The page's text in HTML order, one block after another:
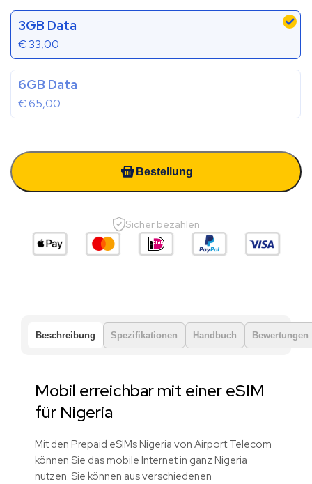
3GB Data
€33,00
6GB Data
€65,00
Bestellung
Sicher bezahlen
Beschreibung Spezifikationen Handbuch Bewertungen
Mobil erreichbar mit einer eSIM
für Nigeria
Mit den Prepaid eSIMs Nigeria von Airport Telecom
können Sie das mobile Internet in ganz Nigeria
nutzen. Sie können aus verschiedenen